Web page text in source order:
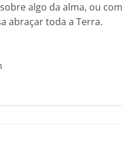
algo da alma, ou
abraçar toda a Terra.